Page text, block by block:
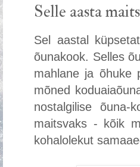
Selle aasta
Sel aastal
õunakook. Selles
mahlane ja õhuke
mõned
nostalgilise õuna-
maitsvaks - kõik
kohalolekut